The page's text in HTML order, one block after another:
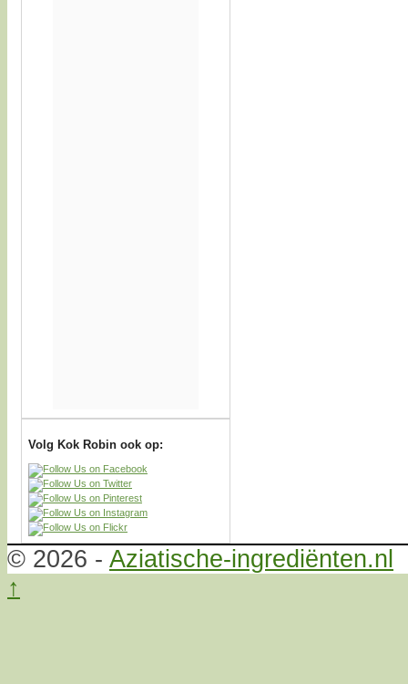
Volg Kok Robin ook op:
© 2026 - Aziatische-ingrediënten.nl
↑